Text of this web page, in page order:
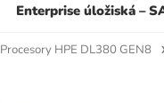
Enterprise úložiská –
Procesory HPE DL380 GEN8